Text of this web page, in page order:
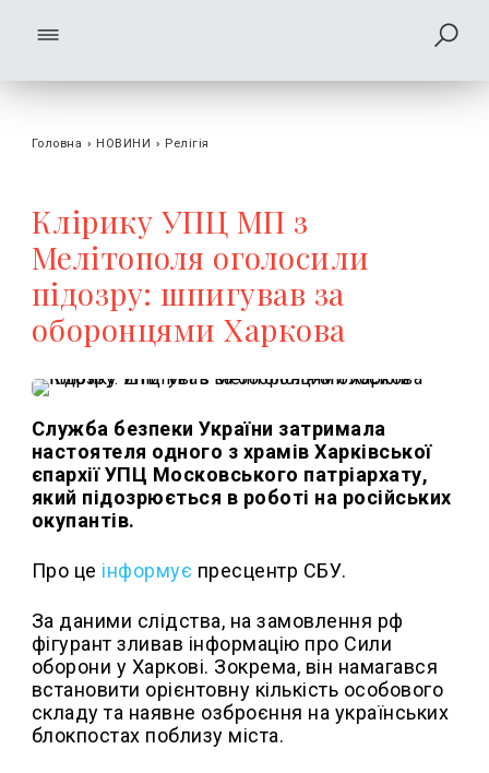
Головна › НОВИНИ › Релігія
Клірику УПЦ МП з
Мелітополя оголосили
підозру: шпигував за
оборонцями Харкова
Служба безпеки України затримала
настоятеля одного з храмів Харківської
єпархії УПЦ Московського патріархату,
який підозрюється в роботі на російських
окупантів.
Про це інформує пресцентр СБУ.
За даними слідства, на замовлення рф
фігурант зливав інформацію про Сили
оборони у Харкові. Зокрема, він намагався
встановити орієнтовну кількість особового
складу та наявне озброєння на українських
блокпостах поблизу міста.